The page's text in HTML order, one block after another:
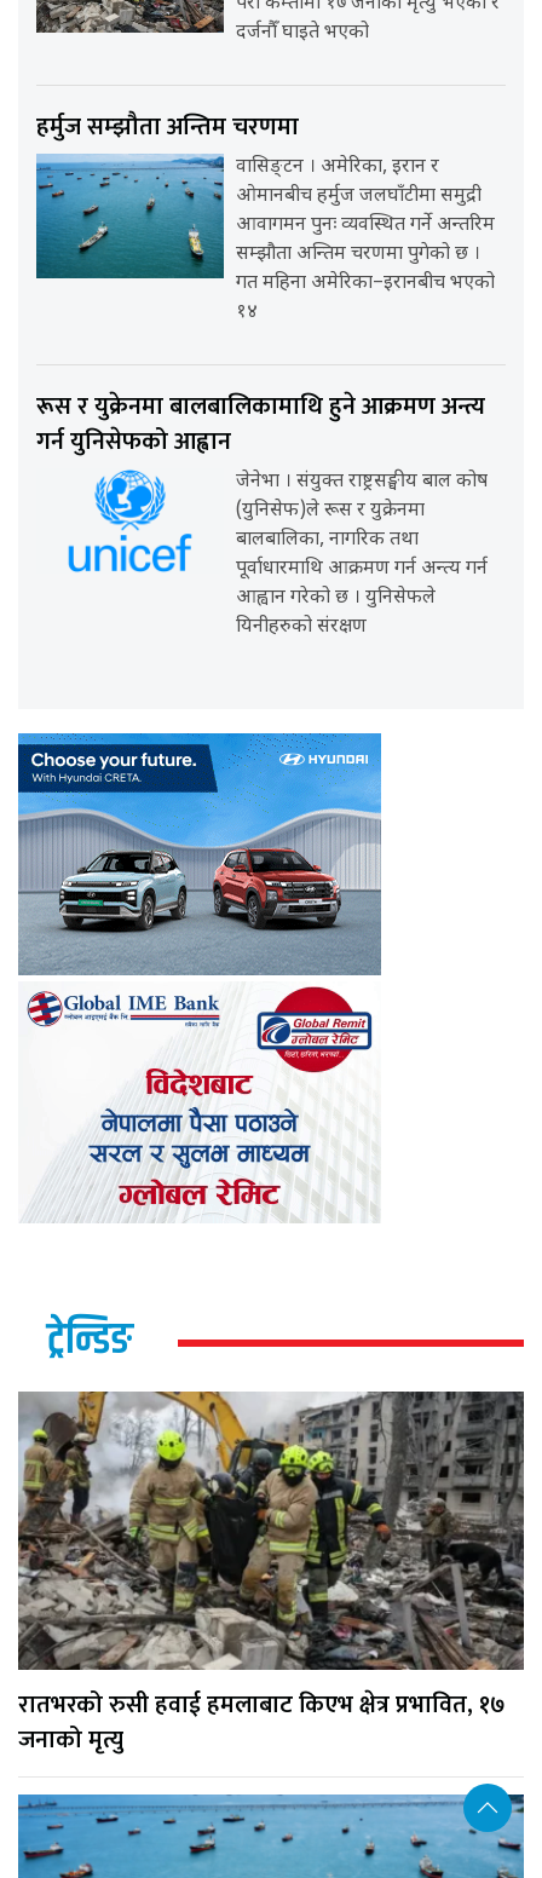
दर्जनौँ घाइते भएको
हर्मुज सम्झौता अन्तिम चरणमा
वासिङ्टन । अमेरिका, इरान र
ओमानबीच हर्मुज जलघाँटीमा समुद्री
आवागमन पुनः व्यवस्थित गर्ने अन्तरिम
सम्झौता अन्तिम चरणमा पुगेको छ ।
गत महिना अमेरिका–इरानबीच भएको
१४
रूस र युक्रेनमा बालबालिकामाथि हुने आक्रमण अन्त्य
गर्न युनिसेफको आह्वान
जेनेभा । संयुक्त राष्ट्रसङ्घीय बाल कोष
(युनिसेफ)ले रूस र युक्रेनमा
बालबालिका, नागरिक तथा
पूर्वाधारमाथि आक्रमण गर्न अन्त्य गर्न
आह्वान गरेको छ । युनिसेफले
यिनीहरुको संरक्षण
ट्रेन्डिङ
रातभरको रुसी हवाई हमलाबाट किएभ क्षेत्र प्रभावित, १७
जनाको मृत्यु